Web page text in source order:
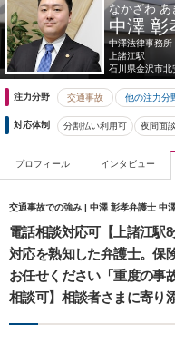
なかざわ あ
中澤 彰
中澤法律事務所
上諸江駅
石川県金沢市北
注力分野 交通事故 他の注力分
対応体制 分割払い利用可 夜間面
プロフィール インタビュー
交通事故での強み | 中澤 彰孝弁護士 中
電話相談対応可【上諸江駅
対応を熟知した弁護士。保
お任せください「重度の事
相談可】相談者さまに寄り